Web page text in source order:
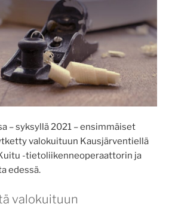
– syksyllä 2021 – ensimmäiset
valokuituun Kausjärventiellä
-tietoliikenneoperaattorin ja
edessä.
valokuituun